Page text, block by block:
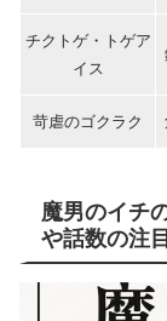
チクトゲ・トゲア
イス
苛虐のゴクラク
魔男のイチ
や話数の注